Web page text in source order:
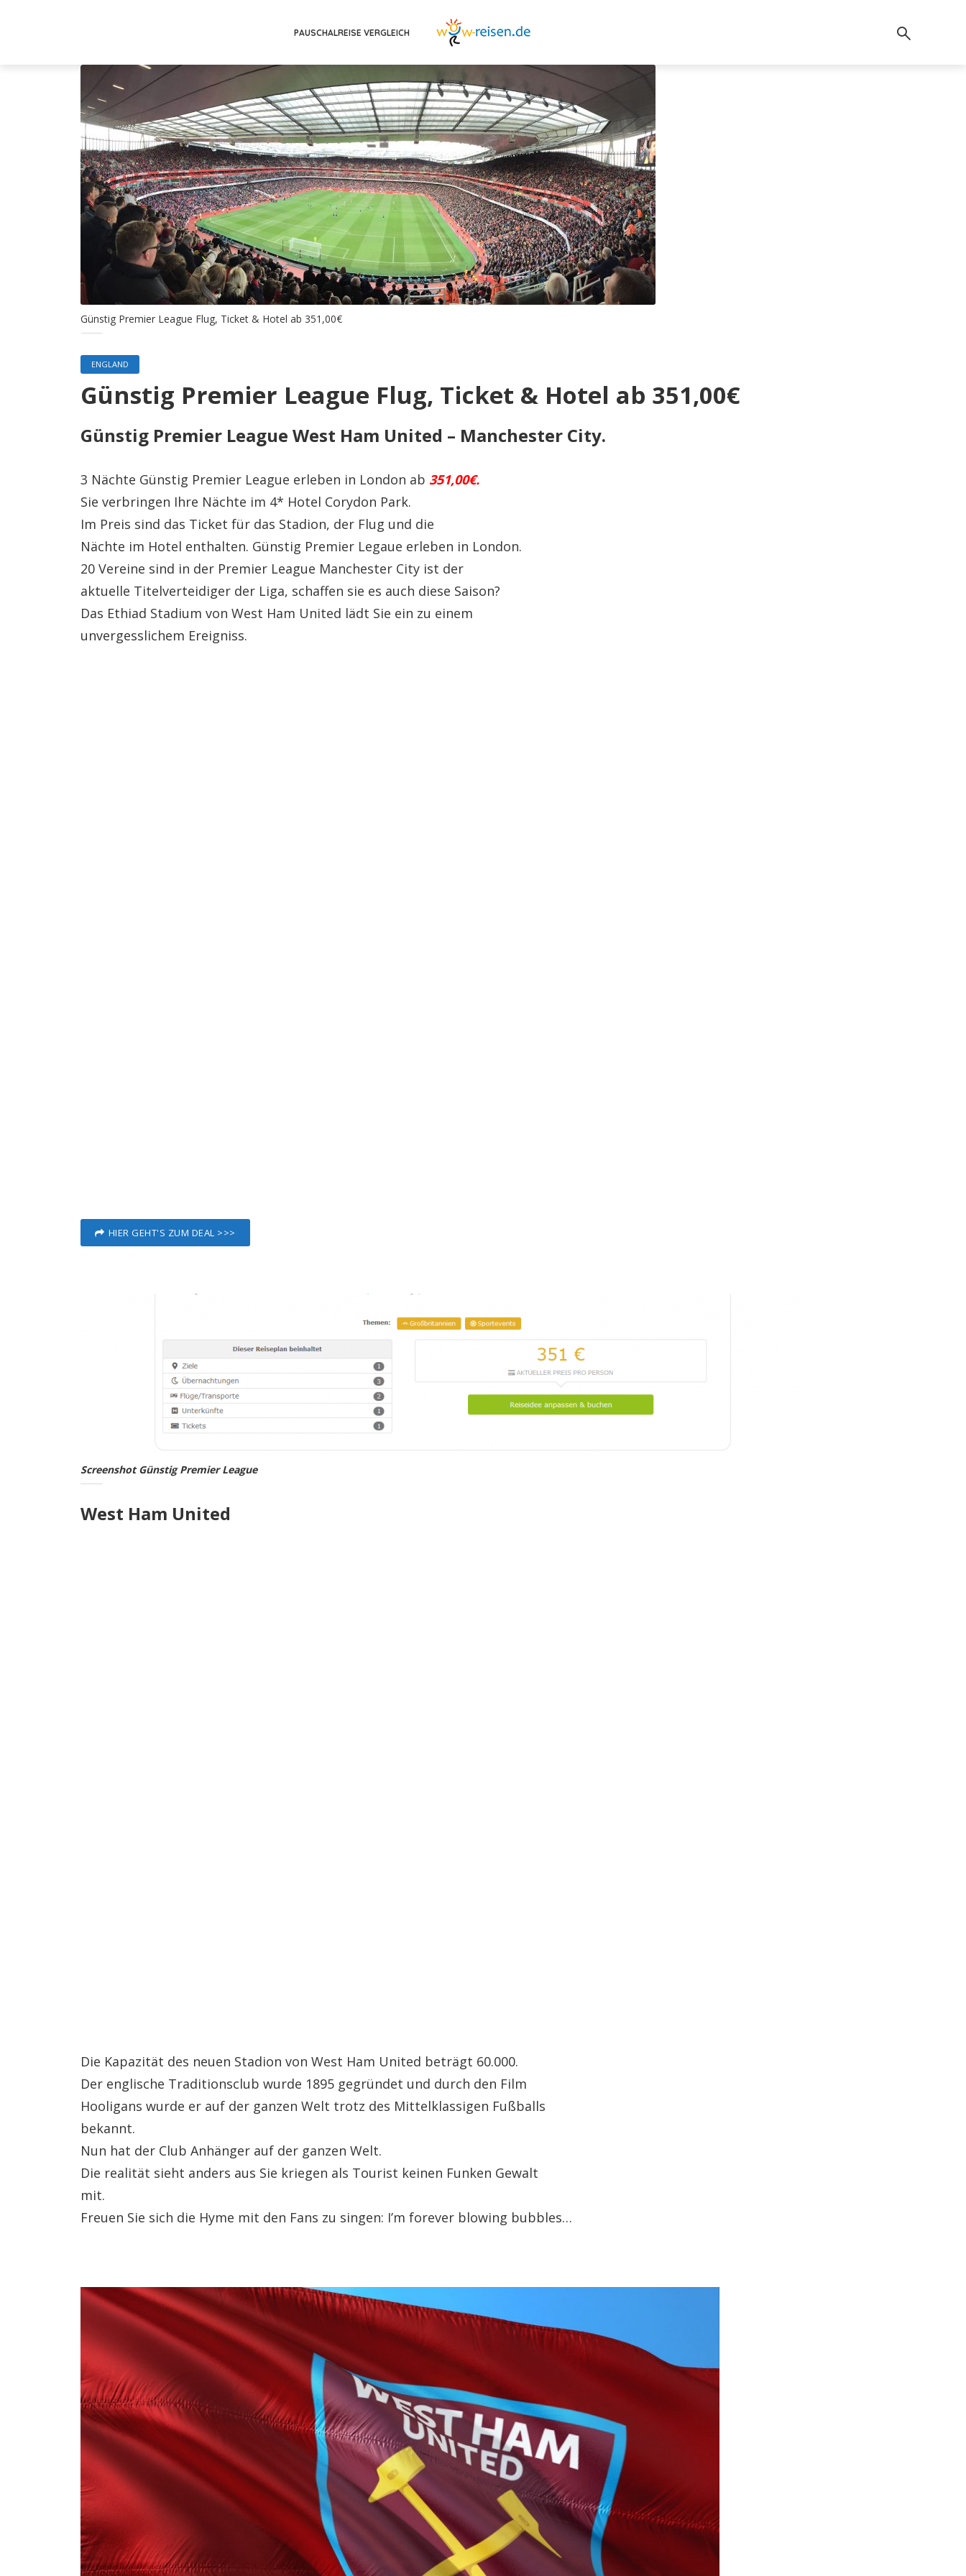
PAUSCHALREISE VERGLEICH
Günstig Premier League Flug, Ticket & Hotel ab 351,00€
ENGLAND
Günstig Premier League Flug, Ticket & Hotel ab 351,00€
Günstig Premier League West Ham United – Manchester City.
3 Nächte Günstig Premier League erleben in London ab 351,00€.
Sie verbringen Ihre Nächte im 4* Hotel Corydon Park.
Im Preis sind das Ticket für das Stadion, der Flug und die
Nächte im Hotel enthalten. Günstig Premier Legaue erleben in London.
20 Vereine sind in der Premier League Manchester City ist der
aktuelle Titelverteidiger der Liga, schaffen sie es auch diese Saison?
Das Ethiad Stadium von West Ham United lädt Sie ein zu einem
unvergesslichem Ereigniss.
HIER GEHT'S ZUM DEAL >>>
Screenshot Günstig Premier League
West Ham United
Die Kapazität des neuen Stadion von West Ham United beträgt 60.000.
Der englische Traditionsclub wurde 1895 gegründet und durch den Film
Hooligans wurde er auf der ganzen Welt trotz des Mittelklassigen Fußballs
bekannt.
Nun hat der Club Anhänger auf der ganzen Welt.
Die realität sieht anders aus Sie kriegen als Tourist keinen Funken Gewalt
mit.
Freuen Sie sich die Hyme mit den Fans zu singen: I’m forever blowing bubbles…